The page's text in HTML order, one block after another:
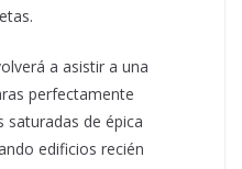
a asistir a una
perfectamente
saturadas de épica
edificios recién